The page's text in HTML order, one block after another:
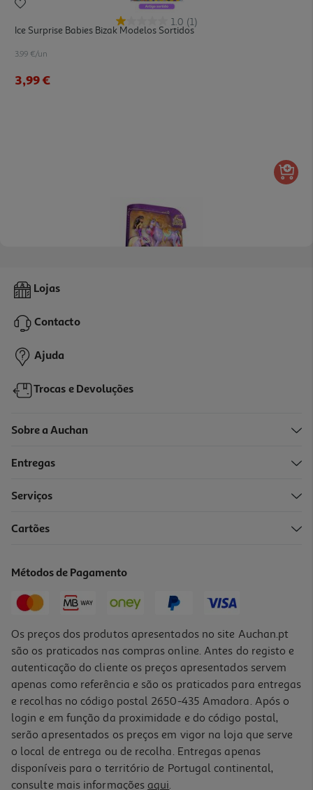
1.0 (1)
Ice Surprise Babies Bizak Modelos Sortidos
3.99 €/un
3,99 €
Mini Doll Academia Unicórnio Sophia + Wildst
19,99 €
Lojas
Contacto
Ajuda
Trocas e Devoluções
Sobre a Auchan
Entregas
Serviços
Cartões
Métodos de Pagamento
Os preços dos produtos apresentados no site Auchan.pt
são os praticados nas compras online. Antes do registo e
autenticação do cliente os preços apresentados servem
apenas como referência e são os praticados para entregas
e recolhas no código postal 2650-435 Amadora. Após o
login e em função da proximidade e do código postal,
serão apresentados os preços em vigor na loja que serve
o local de entrega ou de recolha. Entregas apenas
disponíveis para o território de Portugal continental,
consulte mais informações aqui.